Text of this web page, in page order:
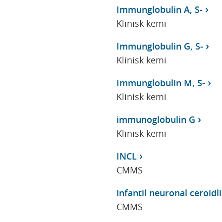
Immunglobulin A, S-
Klinisk kemi
Immunglobulin G, S-
Klinisk kemi
Immunglobulin M, S-
Klinisk kemi
immunoglobulin G
Klinisk kemi
INCL
CMMS
infantil neuronal
CMMS